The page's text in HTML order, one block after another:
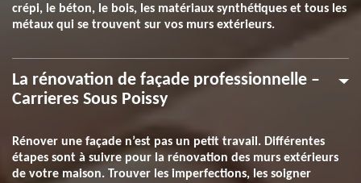
crépi, le béton, le bois, les matériaux synthétiques et tous les
métaux qui se trouvent sur vos murs extérieurs.
La rénovation de façade professionnelle –
Carrieres Sous Poissy
Rénover une façade n’est pas un petit travail. Différentes
étapes sont à suivre pour la rénovation des murs extérieurs
de votre maison. Trouver les imperfections, les soigner